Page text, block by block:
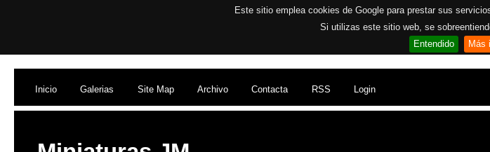
Este sitio emplea cookies de Google para prestar sus
Si utilizas este sitio web, se
Entendido
Más
Inicio Galerias Site Map Archivo Contacta RSS Login